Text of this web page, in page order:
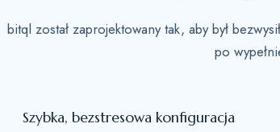
bitql został zaprojektowany tak, aby był
po
Szybka, bezstresowa konfiguracja